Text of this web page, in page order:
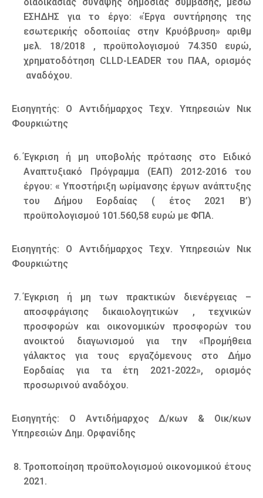
διαδικασίας σύναψης δημόσιας σύμβασης, μέσω
ΕΣΗΔΗΣ για το έργο: «Έργα συντήρησης της
εσωτερικής οδοποιίας στην Κρυόβρυση» αριθμ
μελ. 18/2018 , προϋπολογισμού 74.350 ευρώ,
χρηματοδότηση CLLD-LEADER του ΠΑΑ, ορισμός
αναδόχου.
Εισηγητής: Ο Αντιδήμαρχος Τεχν. Υπηρεσιών Νικ
Φουρκιώτης
Έγκριση ή μη υποβολής πρότασης στο Ειδικό
Αναπτυξιακό Πρόγραμμα (ΕΑΠ) 2012-2016 του
έργου: « Υποστήριξη ωρίμανσης έργων ανάπτυξης
του Δήμου Εορδαίας ( έτος 2021 Β’)
προϋπολογισμού 101.560,58 ευρώ με ΦΠΑ.
Εισηγητής: Ο Αντιδήμαρχος Τεχν. Υπηρεσιών Νικ
Φουρκιώτης
Έγκριση ή μη των πρακτικών διενέργειας –
αποσφράγισης δικαιολογητικών , τεχνικών
προσφορών και οικονομικών προσφορών του
ανοικτού διαγωνισμού για την «Προμήθεια
γάλακτος για τους εργαζόμενους στο Δήμο
Εορδαίας για τα έτη 2021-2022», ορισμός
προσωρινού αναδόχου.
Εισηγητής: Ο Αντιδήμαρχος Δ/κων & Οικ/κων
Υπηρεσιών Δημ. Ορφανίδης
Τροποποίηση προϋπολογισμού οικονομικού έτους
2021.